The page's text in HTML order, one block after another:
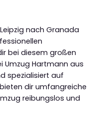
nach Granada
bei diesem großen
Umzug Hartmann aus
spezialisiert auf
dir umfangreiche
reibungslos und